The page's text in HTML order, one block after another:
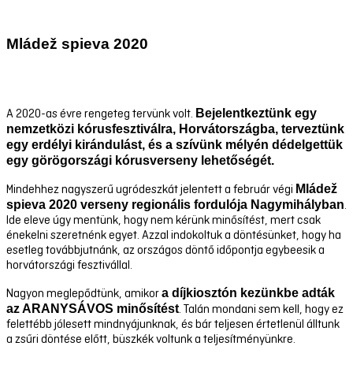
Mládež spieva 2020
A 2020-as évre rengeteg tervünk volt. Bejelentkeztünk egy
nemzetközi kórusfesztiválra, Horvátországba, terveztünk
egy erdélyi kirándulást, és a szívünk mélyén dédelgettük
egy görögországi kórusverseny lehetőségét.
Mindehhez nagyszerű ugródeszkát jelentett a február végi Mládež
spieva 2020 verseny regionális fordulója Nagymihályban.
Ide eleve úgy mentünk, hogy nem kérünk minősítést, mert csak
énekelni szeretnénk egyet. Azzal indokoltuk a döntésünket, hogy ha
esetleg továbbjutnánk, az országos döntő időpontja egybeesik a
horvátországi fesztivállal.
Nagyon meglepődtünk, amikora díjkiosztón kezünkbe adták
az ARANYSÁVOS minősítést. Talán mondani sem kell, hogy ez
felettébb jólesett mindnyájunknak, és bár teljesen értetlenül álltunk
a zsűri döntése előtt, büszkék voltunk a teljesítményünkre.